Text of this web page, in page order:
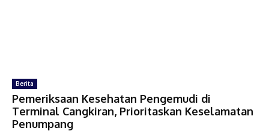
Berita
Pemeriksaan Kesehatan Pengemudi di
Terminal Cangkiran, Prioritaskan Keselamatan
Penumpang